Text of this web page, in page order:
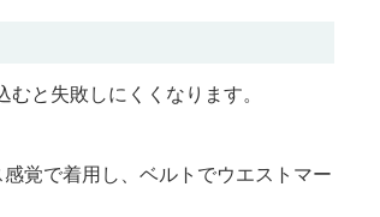
と失敗しにくくなります。
覚で着用し、ベルトでウエストマー